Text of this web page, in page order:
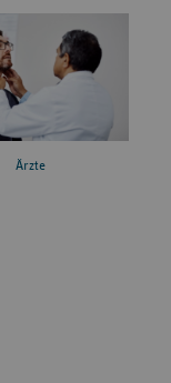
Ärzte